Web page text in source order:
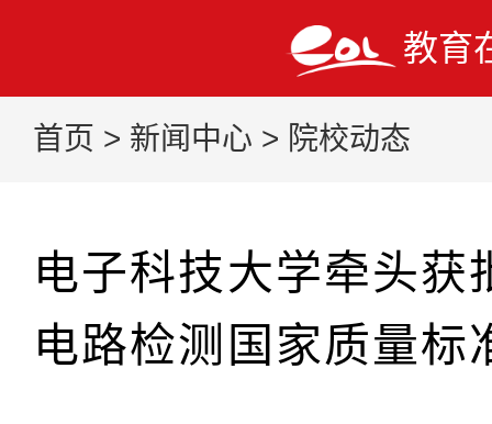
教育
首页 > 新闻中心 > 院校动态
电子科技大学牵头获
电路检测国家质量标